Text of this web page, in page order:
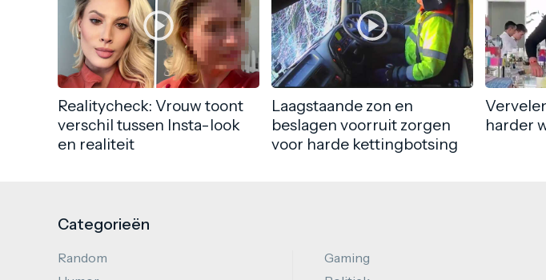
Realitycheck: Vrouw toont
verschil tussen Insta-look
en realiteit
Laagstaande zon en
beslagen voorruit zorgen
voor harde kettingbotsing
harder
Categorieën
Random
Gaming